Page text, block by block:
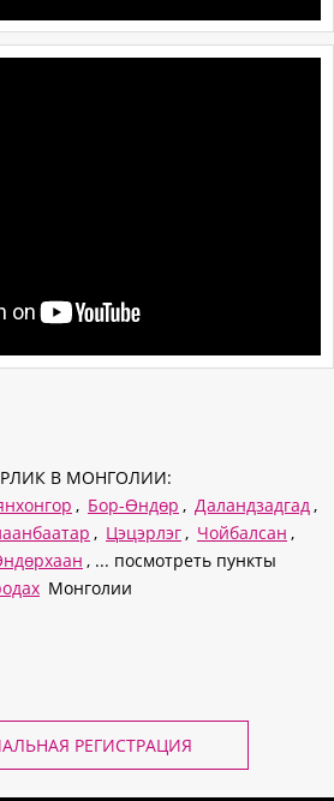
В МОНГОЛИИ:
, Бор-Өндөр , Даландзадгад ,
, Цэцэрлэг , Чойбалсан ,
, ... посмотреть пункты
Монголии
РЕГИСТРАЦИЯ